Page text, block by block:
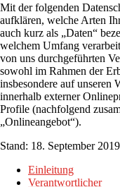
Mit der folgenden
aufklären, welche Arten
auch kurz als „Daten“
welchem Umfang
von uns durchgeführten
sowohl im Rahmen der
insbesondere auf unseren
innerhalb externer
Profile (nachfolgend
„Onlineangebot“).
Stand: 18. September 2019
Einleitung
Verantwortlicher